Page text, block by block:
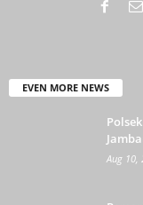
EVEN MORE NEWS
Aug 10,